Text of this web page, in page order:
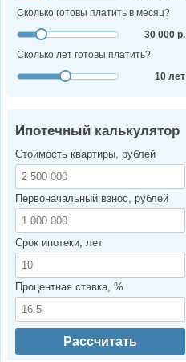
Сколько готовы платить в месяц?
30 000 р.
Сколько лет готовы платить?
10 лет
Ипотечный калькулятор
Стоимость квартиры, рублей
Первоначальный взнос, рублей
Срок ипотеки, лет
Процентная ставка, %
Рассчитать